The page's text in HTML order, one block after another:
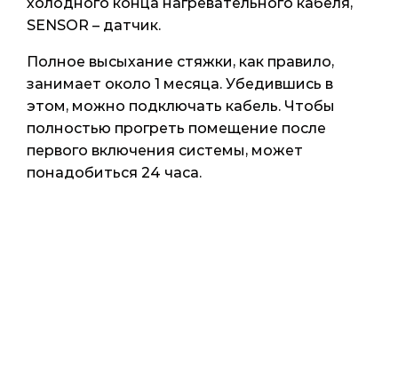
SENSOR – датчик.
Полное высыхание стяжки, как правило,
занимает около 1 месяца. Убедившись в
этом, можно подключать кабель. Чтобы
полностью прогреть помещение после
первого включения системы, может
понадобиться 24 часа.